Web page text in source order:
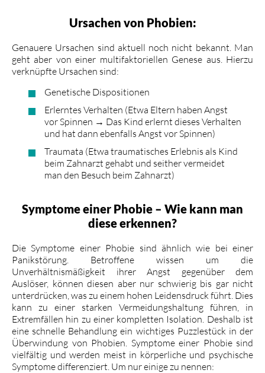
Ursachen von Phobien:
Genauere Ursachen sind aktuell noch nicht bekannt. Man
geht aber von einer multifaktoriellen Genese aus. Hierzu
verknüpfte Ursachen sind:
Genetische Dispositionen
Erlerntes Verhalten (Etwa Eltern haben Angst
vor Spinnen → Das Kind erlernt dieses Verhalten
und hat dann ebenfalls Angst vor Spinnen)
Traumata (Etwa traumatisches Erlebnis als Kind
beim Zahnarzt gehabt und seither vermeidet
man den Besuch beim Zahnarzt)
Symptome einer Phobie – Wie kann man
diese erkennen?
Die Symptome einer Phobie sind ähnlich wie bei einer
Panikstörung. Betroffene wissen um die
Unverhältnismäßigkeit ihrer Angst gegenüber dem
Auslöser, können diesen aber nur schwierig bis gar nicht
unterdrücken, was zu einem hohen Leidensdruck führt. Dies
kann zu einer starken Vermeidungshaltung führen, in
Extremfällen hin zu einer kompletten Isolation. Deshalb ist
eine schnelle Behandlung ein wichtiges Puzzlestück in der
Überwindung von Phobien. Symptome einer Phobie sind
vielfältig und werden meist in körperliche und psychische
Symptome differenziert. Um nur einige zu nennen: